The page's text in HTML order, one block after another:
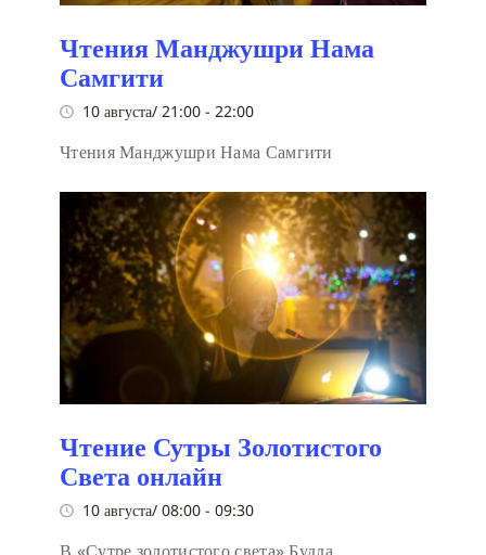
Чтения Манджушри Нама
Самгити
10 августа/ 21:00 - 22:00
Чтения Манджушри Нама Самгити
Чтение Сутры Золотистого
Света онлайн
10 августа/ 08:00 - 09:30